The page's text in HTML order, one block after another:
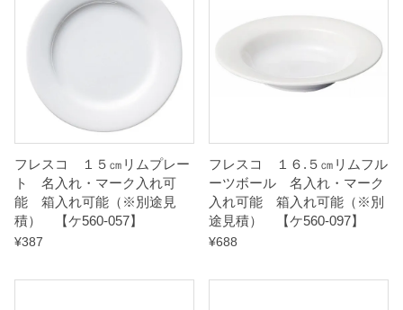
フレスコ １５㎝リムプレー
ト 名入れ・マーク入れ可
能 箱入れ可能（※別途見
積） 【ケ560-057】
¥387
フレスコ １６.５㎝リムフル
ーツボール 名入れ・マーク
入れ可能 箱入れ可能（※別
途見積） 【ケ560-097】
¥688